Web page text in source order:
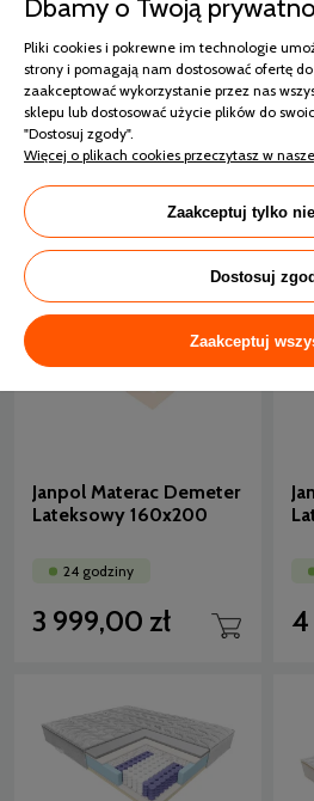
Janpol Materac Delia
Kieszeniowy 160x200
24 godziny
2 185,00 zł 3
Janpol Materac Demeter
Lateksowy 160x200
24 godziny
3 999,00 zł
Dbamy o Twoją
Pliki cookies i pokrewne im technologie
strony i pomagają nam dostosować ofertę
zaakceptować wykorzystanie przez nas
sklepu lub dostosować użycie plików do
"Dostosuj zgody".
Więcej o plikach cookies przeczytasz w
Zaakceptuj tylko
Dostosuj
Zaakceptuj